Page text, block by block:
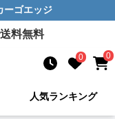
ーゴエッジ
料無料
0 0
人気ランキング